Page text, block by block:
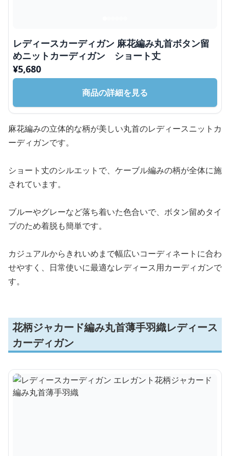
レディースカーディガン 麻花編み丸首ボタン留
めニットカーディガン ショート丈
¥5,680
商品の詳細を見る
麻花編みの立体的な柄が美しい丸首のレディースニットカ
ーディガンです。
ショート丈のシルエットで、ケーブル編みの柄が全体に施
されています。
ブルーやグレーなど落ち着いた色合いで、ボタン留めタイ
プのため着脱も簡単です。
カジュアルからきれいめまで幅広いコーディネートに合わ
せやすく、日常使いに最適なレディース用カーディガンで
す。
花柄ジャカード編み丸首薄手羽織レディース
カーディガン